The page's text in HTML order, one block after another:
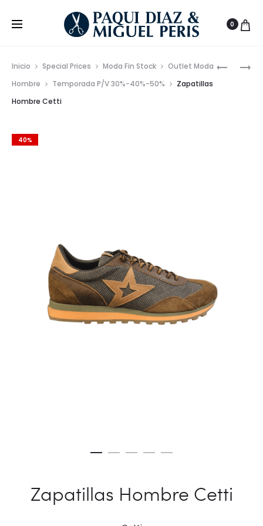
0
Inicio Special Prices Moda Fin Stock
Outlet Moda
Hombre
Temporada P/V 30%-40%-50%
Zapatillas
Hombre Cetti
40%
Zapatillas Hombre Cetti